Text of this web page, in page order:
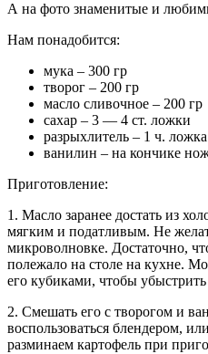
А на фото знаменитые и
Нам понадобится:
мука – 300 гр
творог – 200 гр
масло сливочное – 200 гр
сахар – 3 — 4 ст. ложки
разрыхлитель – 1 ч. ложка
ванилин – на кончике
Приготовление:
1. Масло заранее достать из
мягким и податливым. Не
микроволновке. Достаточно,
полежало на столе на кухне.
его кубиками, чтобы убыстрить
2. Смешать его с творогом и
воспользоваться блендером,
разминаем картофель при